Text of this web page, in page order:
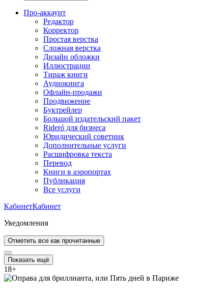
Про-аккаунт
Редактор
Корректор
Простая верстка
Сложная верстка
Дизайн обложки
Иллюстрации
Тираж книги
Аудиокнига
Офлайн-продажи
Продвижение
Буктрейлер
Большой издательский пакет
Rideró для бизнеса
Юридический советник
Дополнительные услуги
Расшифровка текста
Перевод
Книги в аэропортах
Публикация
Все услуги
КабинетКабинет
Уведомления
Отметить все как прочитанные
Показать ещё
18+